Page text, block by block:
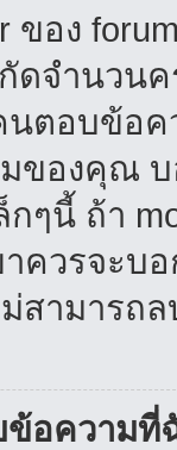
ของ
ดจำนวน
นตอบข้อ
มของคุณ
ๆนี้ ถ้า
ควรจะบ
สามารถ
ข้อความที่